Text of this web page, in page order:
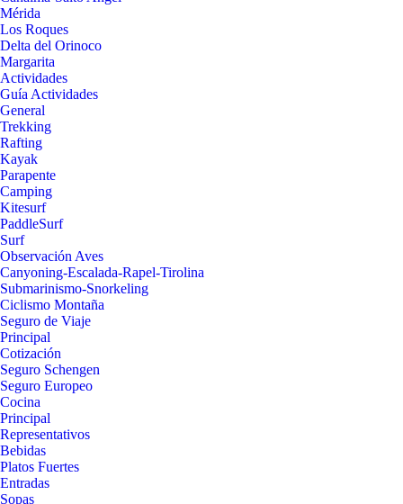
Mérida
Los Roques
Delta del Orinoco
Margarita
Actividades
Guía Actividades
General
Trekking
Rafting
Kayak
Parapente
Camping
Kitesurf
PaddleSurf
Surf
Observación Aves
Canyoning-Escalada-Rapel-Tirolina
Submarinismo-Snorkeling
Ciclismo Montaña
Seguro de Viaje
Principal
Cotización
Seguro Schengen
Seguro Europeo
Cocina
Principal
Representativos
Bebidas
Platos Fuertes
Entradas
Sopas